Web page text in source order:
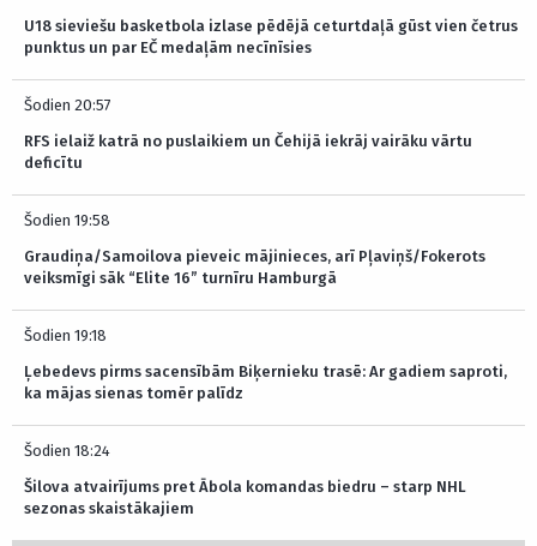
U18 sieviešu basketbola izlase pēdējā ceturtdaļā gūst vien četrus
punktus un par EČ medaļām necīnīsies
Šodien 20:57
RFS ielaiž katrā no puslaikiem un Čehijā iekrāj vairāku vārtu
deficītu
Šodien 19:58
Graudiņa/Samoilova pieveic mājinieces, arī Pļaviņš/Fokerots
veiksmīgi sāk “Elite 16” turnīru Hamburgā
Šodien 19:18
Ļebedevs pirms sacensībām Biķernieku trasē: Ar gadiem saproti,
ka mājas sienas tomēr palīdz
Šodien 18:24
Šilova atvairījums pret Ābola komandas biedru – starp NHL
sezonas skaistākajiem